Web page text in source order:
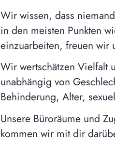
Wir wissen, dass
in den meisten Punkten
einzuarbeiten, freuen wir
Wir wertschätzen Vielfalt
unabhängig von
Behinderung, Alter,
Unsere Büroräume und
kommen wir mit dir